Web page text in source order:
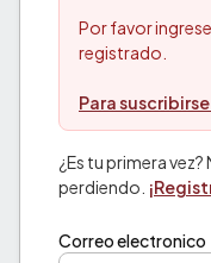
Por favor
registrado.
Para
¿Es tu primera
perdiendo.
Correo electronico